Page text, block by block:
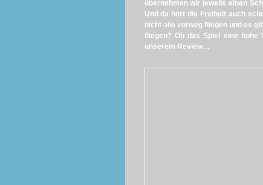
übernehmen wir jeweils einen
Und da hört die Freiheit auch
nicht alle vorweg fliegen und es
fliegen? Ob das Spiel eine
unserem Review…